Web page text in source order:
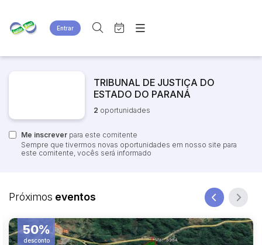
Entrar
Criar conta Entrar
Site
Busca por categoria
Subcategoria
Estados Cidade
Judiciais Extrajudiciais
Faixa de valor
TRIBUNAL DE JUSTIÇA DO
ESTADO DO PARANÁ
2 oportunidades
Me inscrever para este comitente
Sempre que tivermos novas oportunidades em nosso site para
este comitente, vocês será informado
Próximos eventos
50%
desconto